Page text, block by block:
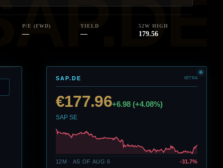
P/E (FWD)
—
YIELD
—
52W HIGH
179.56
SAP.DE XETRA
€177.96+6.98 (+4.08%)
SAP SE
12M · AS OF AUG 6 -31.7%